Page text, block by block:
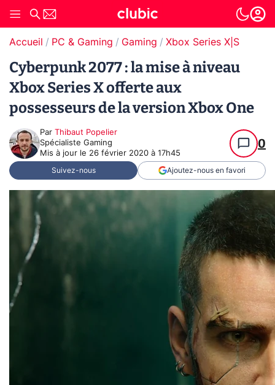
Accueil PC & Gaming Gaming Xbox Series X|S
Cyberpunk 2077 : la mise à niveau
Xbox Series X offerte aux
possesseurs de la version Xbox One
Par Thibaut Popelier
Spécialiste Gaming
Mis à jour le 26 février 2020 à 17h45
0
Suivez-nous Ajoutez-nous en favori